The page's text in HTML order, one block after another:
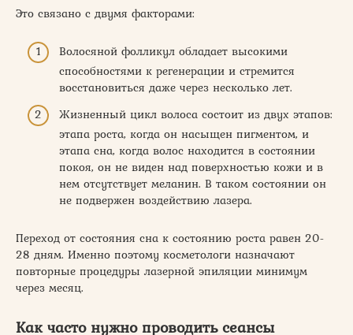
Это связано с двумя факторами:
Волосяной фолликул обладает высокими
способностями к регенерации и стремится
восстановиться даже через несколько лет.
Жизненный цикл волоса состоит из двух этапов:
этапа роста, когда он насыщен пигментом, и
этапа сна, когда волос находится в состоянии
покоя, он не виден над поверхностью кожи и в
нем отсутствует меланин. В таком состоянии он
не подвержен воздействию лазера.
Переход от состояния сна к состоянию роста равен 20-
28 дням. Именно поэтому косметологи назначают
повторные процедуры лазерной эпиляции минимум
через месяц.
Как часто нужно проводить сеансы